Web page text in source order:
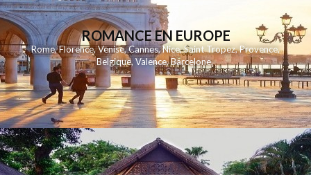
ROMANCE EN EUROPE
Rome,Florence,Venise,Cannes,Nice,Saint Tropez,Provence,
Belgique,Valence,Barcelone,